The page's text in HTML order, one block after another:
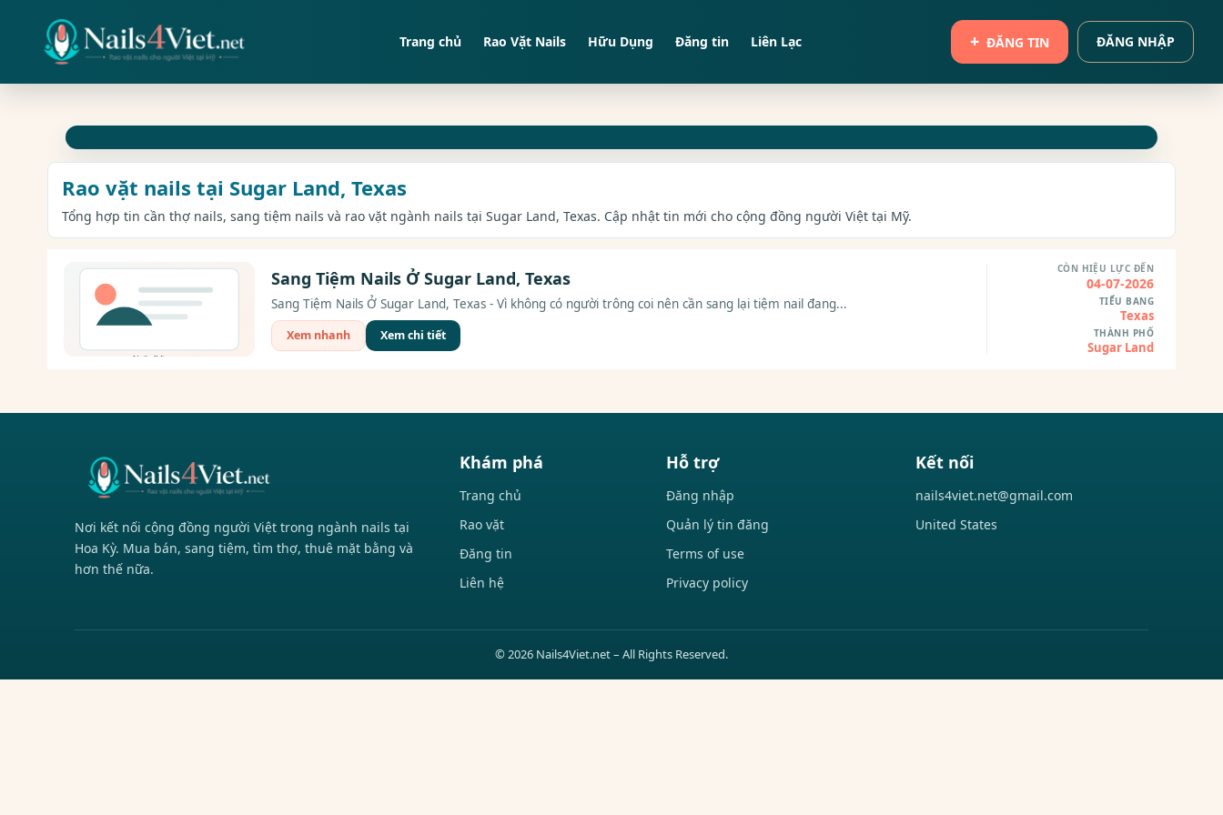
Trang chủ Rao Vặt Nails Hữu Dụng Đăng tin Liên Lạc ĐĂNG TIN ĐĂNG NHẬP
Rao vặt nails tại Sugar Land, Texas
Tổng hợp tin cần thợ nails, sang tiệm nails và rao vặt ngành nails tại Sugar Land, Texas. Cập nhật tin mới cho cộng đồng người Việt tại Mỹ.
Sang Tiệm Nails Ở Sugar Land, Texas
Sang Tiệm Nails Ở Sugar Land, Texas - Vì không có người trông coi nên cần sang lại tiệm nail đang...
Xem nhanh Xem chi tiết
CÒN HIỆU LỰC ĐẾN
04-07-2026
TIỂU BANG
Texas
THÀNH PHỐ
Sugar Land
Nơi kết nối cộng đồng người Việt trong ngành nails tại
Hoa Kỳ. Mua bán, sang tiệm, tìm thợ, thuê mặt bằng và
hơn thế nữa.
Khám phá
Trang chủ
Rao vặt
Đăng tin
Liên hệ
Hỗ trợ
Đăng nhập
Quản lý tin đăng
Terms of use
Privacy policy
Kết nối
nails4viet.net@gmail.com
United States
© 2026 Nails4Viet.net – All Rights Reserved.